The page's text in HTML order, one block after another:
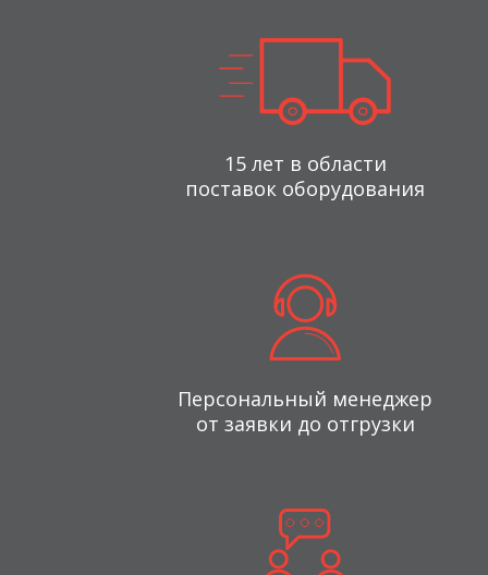
15 лет в области
поставок оборудования
Персональный менеджер
от заявки до отгрузки